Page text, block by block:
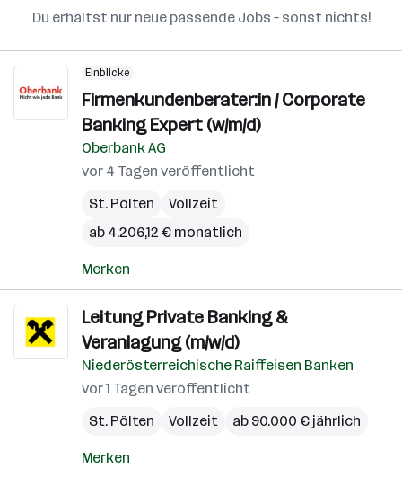
Du erhältst nur neue passende Jobs – sonst nichts!
Einblicke
Firmenkundenberater:in / Corporate
Banking Expert (w/m/d)
Oberbank AG
vor 4 Tagen veröffentlicht
St. Pölten
Vollzeit
ab 4.206,12 € monatlich
Merken
Leitung Private Banking &
Veranlagung (m/w/d)
Niederösterreichische Raiffeisen Banken
vor 1 Tagen veröffentlicht
St. Pölten
Vollzeit ab 90.000 € jährlich
Merken